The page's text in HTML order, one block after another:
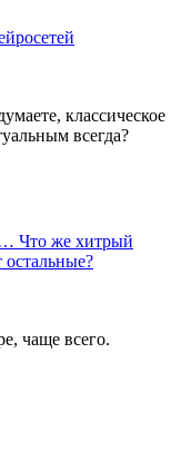
классическое
всегда?
Что же хитрый
остальные?
чаще всего.